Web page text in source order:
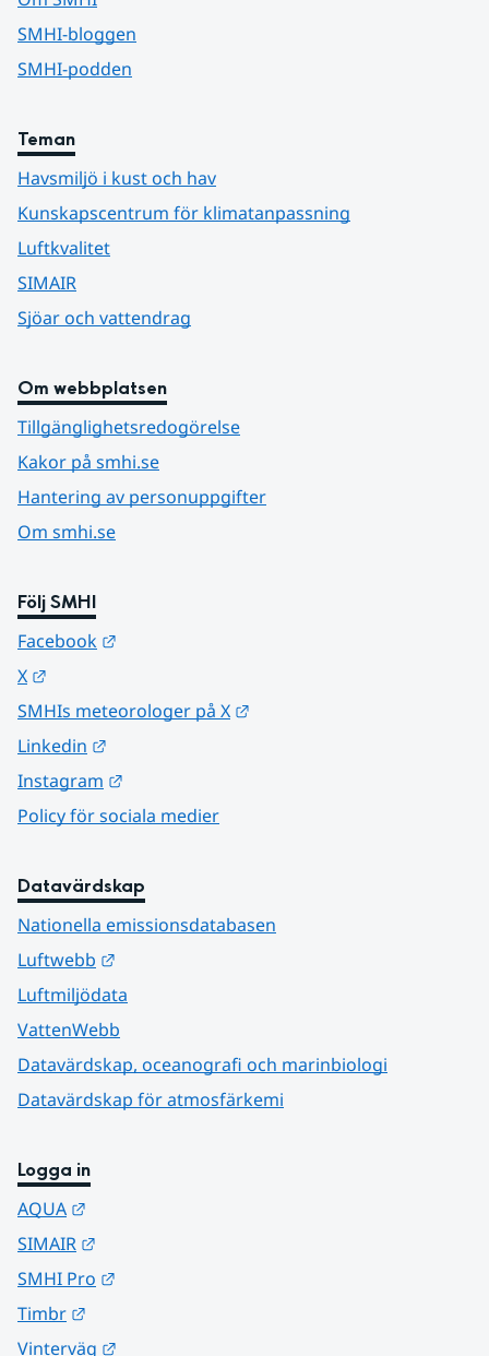
SMHI-bloggen
SMHI-podden
Teman
Havsmiljö i kust och hav
Kunskapscentrum för klimatanpassning
Luftkvalitet
SIMAIR
Sjöar och vattendrag
Om webbplatsen
Tillgänglighetsredogörelse
Kakor på smhi.se
Hantering av personuppgifter
Om smhi.se
Följ SMHI
Facebook
X
SMHIs meteorologer på X
Linkedin
Instagram
Policy för sociala medier
Datavärdskap
Nationella emissionsdatabasen
Luftwebb
Luftmiljödata
VattenWebb
Datavärdskap, oceanografi och marinbiologi
Datavärdskap för atmosfärkemi
Logga in
AQUA
SIMAIR
SMHI Pro
Timbr
Vinterväg